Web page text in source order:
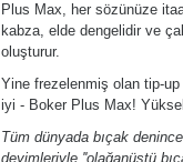
Plus Max, her sözünüze
kabza, elde dengelidir ve
oluşturur.
Yine frezelenmiş olan tip-
iyi - Boker Plus Max!
Tüm dünyada bıçak
deyimleriyle ''olağanüstü